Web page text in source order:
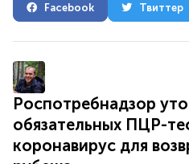
Facebook Твиттер
Роспотребнадзор
обязательных ПЦР-
коронавирус для